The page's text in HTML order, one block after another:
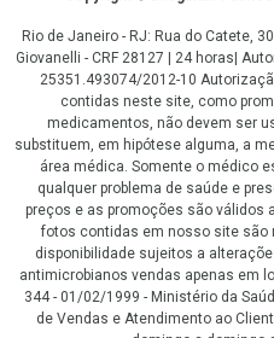
Rio de Janeiro - RJ: Rua do Catete,
Giovanelli - CRF 28127 | 24 horas|
25351.493074/2012-10
contidas neste site, como
medicamentos, não devem ser
substituem, em hipótese alguma, a
área médica. Somente o médico
qualquer problema de saúde e
preços e as promoções são válidos
fotos contidas em nosso site são
disponibilidade sujeitos a
antimicrobianos vendas apenas em
344 - 01/02/1999 - Ministério da
de Vendas e Atendimento ao